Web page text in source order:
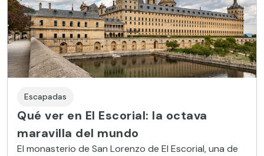
Escapadas
Qué ver en El Escorial: la octava
maravilla del mundo
El monasterio de San Lorenzo de El Escorial, una de